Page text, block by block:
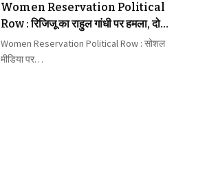
Women Reservation Political
Row : रिजिजू का राहुल गांधी पर हमला, दोनों
के बीच छिड़ा वार-पलटवार
Women Reservation Political Row : सोशल
मीडिया पर…